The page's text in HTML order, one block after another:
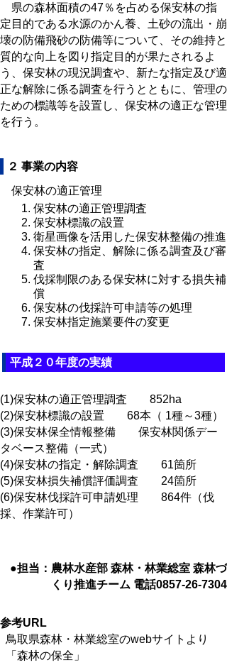
県の森林面積の47％を占める保安林の指
定目的である水源のかん養、土砂の流出・崩
壊の防備飛砂の防備等について、その維持と
質的な向上を図り指定目的が果たされるよ
う、保安林の現況調査や、新たな指定及び適
正な解除に係る調査を行うとともに、管理の
ための標識等を設置し、保安林の適正な管理
を行う。
２ 事業の内容
保安林の適正管理
保安林の適正管理調査
保安林標識の設置
衛星画像を活用した保安林整備の推進
保安林の指定、解除に係る調査及び審
査
伐採制限のある保安林に対する損失補
償
保安林の伐採許可申請等の処理
保安林指定施業要件の変更
平成２０年度の実績
(1)保安林の適正管理調査 852ha
(2)保安林標識の設置 68本（ 1種～3種）
(3)保安林保全情報整備 保安林関係デー
タベース整備（一式）
(4)保安林の指定・解除調査 61箇所
(5)保安林損失補償評価調査 24箇所
(6)保安林伐採許可申請処理 864件（伐
採、作業許可）
●担当：農林水産部 森林・林業総室 森林づ
くり推進チーム 電話0857-26-7304
参考URL
鳥取県森林・林業総室のwebサイトより
「森林の保全」